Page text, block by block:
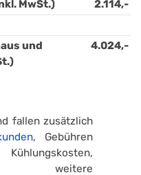
MwSt.) 2.114,-
und
4.024,-
fallen zusätzlich
, Gebühren